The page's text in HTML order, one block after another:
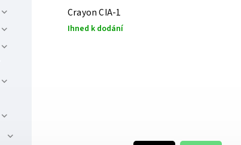
Crayon CIA-1
Ihned k dodání